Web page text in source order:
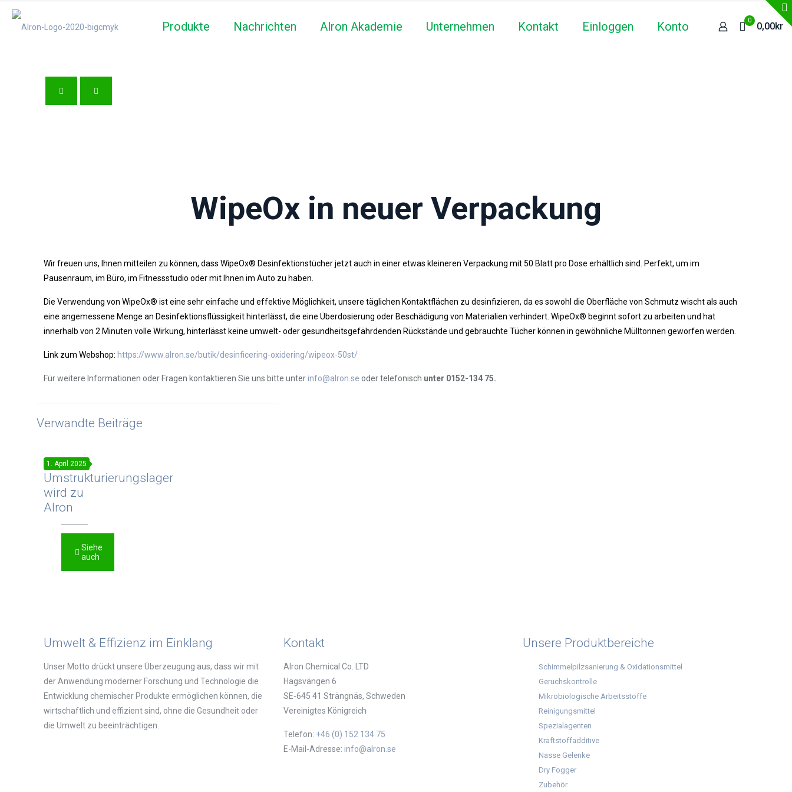
Produkte Nachrichten Alron Akademie Unternehmen Kontakt Einloggen Konto 0
0,00kr
WipeOx in neuer Verpackung
Wir freuen uns, Ihnen mitteilen zu können, dass WipeOx® Desinfektionstücher jetzt auch in einer etwas kleineren Verpackung mit 50 Blatt pro Dose erhältlich sind. Perfekt, um im
Pausenraum, im Büro, im Fitnessstudio oder mit Ihnen im Auto zu haben.
Die Verwendung von WipeOx® ist eine sehr einfache und effektive Möglichkeit, unsere täglichen Kontaktflächen zu desinfizieren, da es sowohl die Oberfläche von Schmutz wischt als auch
eine angemessene Menge an Desinfektionsflüssigkeit hinterlässt, die eine Überdosierung oder Beschädigung von Materialien verhindert. WipeOx® beginnt sofort zu arbeiten und hat
innerhalb von 2 Minuten volle Wirkung, hinterlässt keine umwelt- oder gesundheitsgefährdenden Rückstände und gebrauchte Tücher können in gewöhnliche Mülltonnen geworfen werden.
Link zum Webshop: https://www.alron.se/butik/desinficering-oxidering/wipeox-50st/
Für weitere Informationen oder Fragen kontaktieren Sie uns bitte unterinfo@alron.se oder telefonisch unter 0152-134 75.
Verwandte Beiträge
1. April 2025
Das
Umstrukturierungslager
wird zu
Alron
Siehe
auch
Umwelt & Effizienz im Einklang
Unser Motto drückt unsere Überzeugung aus, dass wir mit
der Anwendung moderner Forschung und Technologie die
Entwicklung chemischer Produkte ermöglichen können, die
wirtschaftlich und effizient sind, ohne die Gesundheit oder
die Umwelt zu beeinträchtigen.
Kontakt
Alron Chemical Co. LTD
Hagsvängen 6
SE-645 41 Strängnäs, Schweden
Vereinigtes Königreich
Telefon: +46 (0) 152 134 75
E-Mail-Adresse: info@alron.se
Unsere Produktbereiche
Schimmelpilzsanierung & Oxidationsmittel
Geruchskontrolle
Mikrobiologische Arbeitsstoffe
Reinigungsmittel
Spezialagenten
Kraftstoffadditive
Nasse Gelenke
Dry Fogger
Zubehör